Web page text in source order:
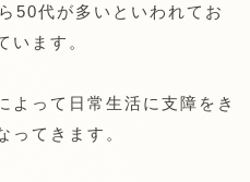
50代が多いといわれてお
います。
よって日常生活に支障をき
ってきます。